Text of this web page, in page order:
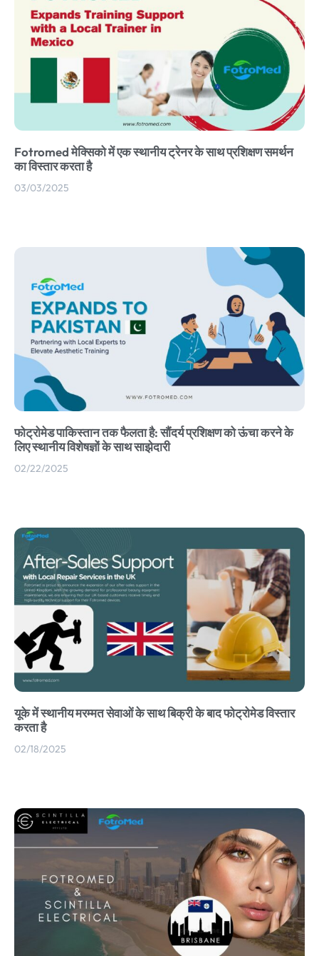
Fotromed मेक्सिको में एक स्थानीय ट्रेनर के साथ प्रशिक्षण समर्थन
का विस्तार करता है
03/03/2025
फोट्रोमेड पाकिस्तान तक फैलता है: सौंदर्य प्रशिक्षण को ऊंचा करने के
लिए स्थानीय विशेषज्ञों के साथ साझेदारी
02/22/2025
यूके में स्थानीय मरम्मत सेवाओं के साथ बिक्री के बाद फोट्रोमेड विस्तार
करता है
02/18/2025